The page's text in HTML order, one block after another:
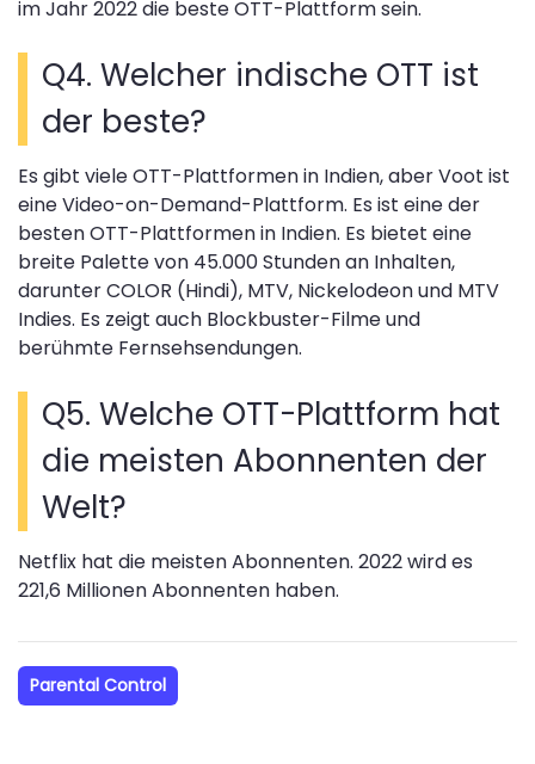
im Jahr 2022 die beste OTT-Plattform sein.
Q4. Welcher indische OTT ist
der beste?
Es gibt viele OTT-Plattformen in Indien, aber Voot ist
eine Video-on-Demand-Plattform. Es ist eine der
besten OTT-Plattformen in Indien. Es bietet eine
breite Palette von 45.000 Stunden an Inhalten,
darunter COLOR (Hindi), MTV, Nickelodeon und MTV
Indies. Es zeigt auch Blockbuster-Filme und
berühmte Fernsehsendungen.
Q5. Welche OTT-Plattform hat
die meisten Abonnenten der
Welt?
Netflix hat die meisten Abonnenten. 2022 wird es
221,6 Millionen Abonnenten haben.
Parental Control